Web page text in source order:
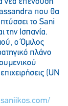
νέα επένδυση
που θα
το Sani
την Ισπανία.
ο Όμιλος
πλάνο
(UN